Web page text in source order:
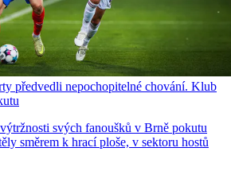
předvedli nepochopitelné chování. Klub
výtržnosti svých fanoušků v Brně pokutu
směrem k hrací ploše, v sektoru hostů